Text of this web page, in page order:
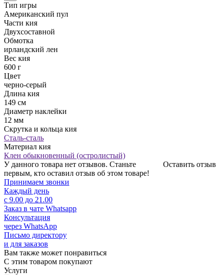
Тип игры
Американский пул
Части кия
Двухсоставной
Обмотка
ирландский лен
Вес кия
600 г
Цвет
черно-серый
Длина кия
149 см
Диаметр наклейки
12 мм
Скрутка и кольца кия
Сталь-сталь
Материал кия
Клен обыкновенный (остролистый)
Оставить отзыв
У данного товара нет отзывов. Станьте
первым, кто оставил отзыв об этом товаре!
Принимаем звонки
Каждый день
с 9.00 до 21.00
Заказ в чате Whatsapp
Консультация
через WhatsApp
Письмо директору
и для заказов
Вам также может понравиться
С этим товаром покупают
Услуги